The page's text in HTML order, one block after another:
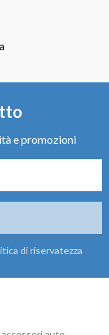
e promozioni
di riservatezza